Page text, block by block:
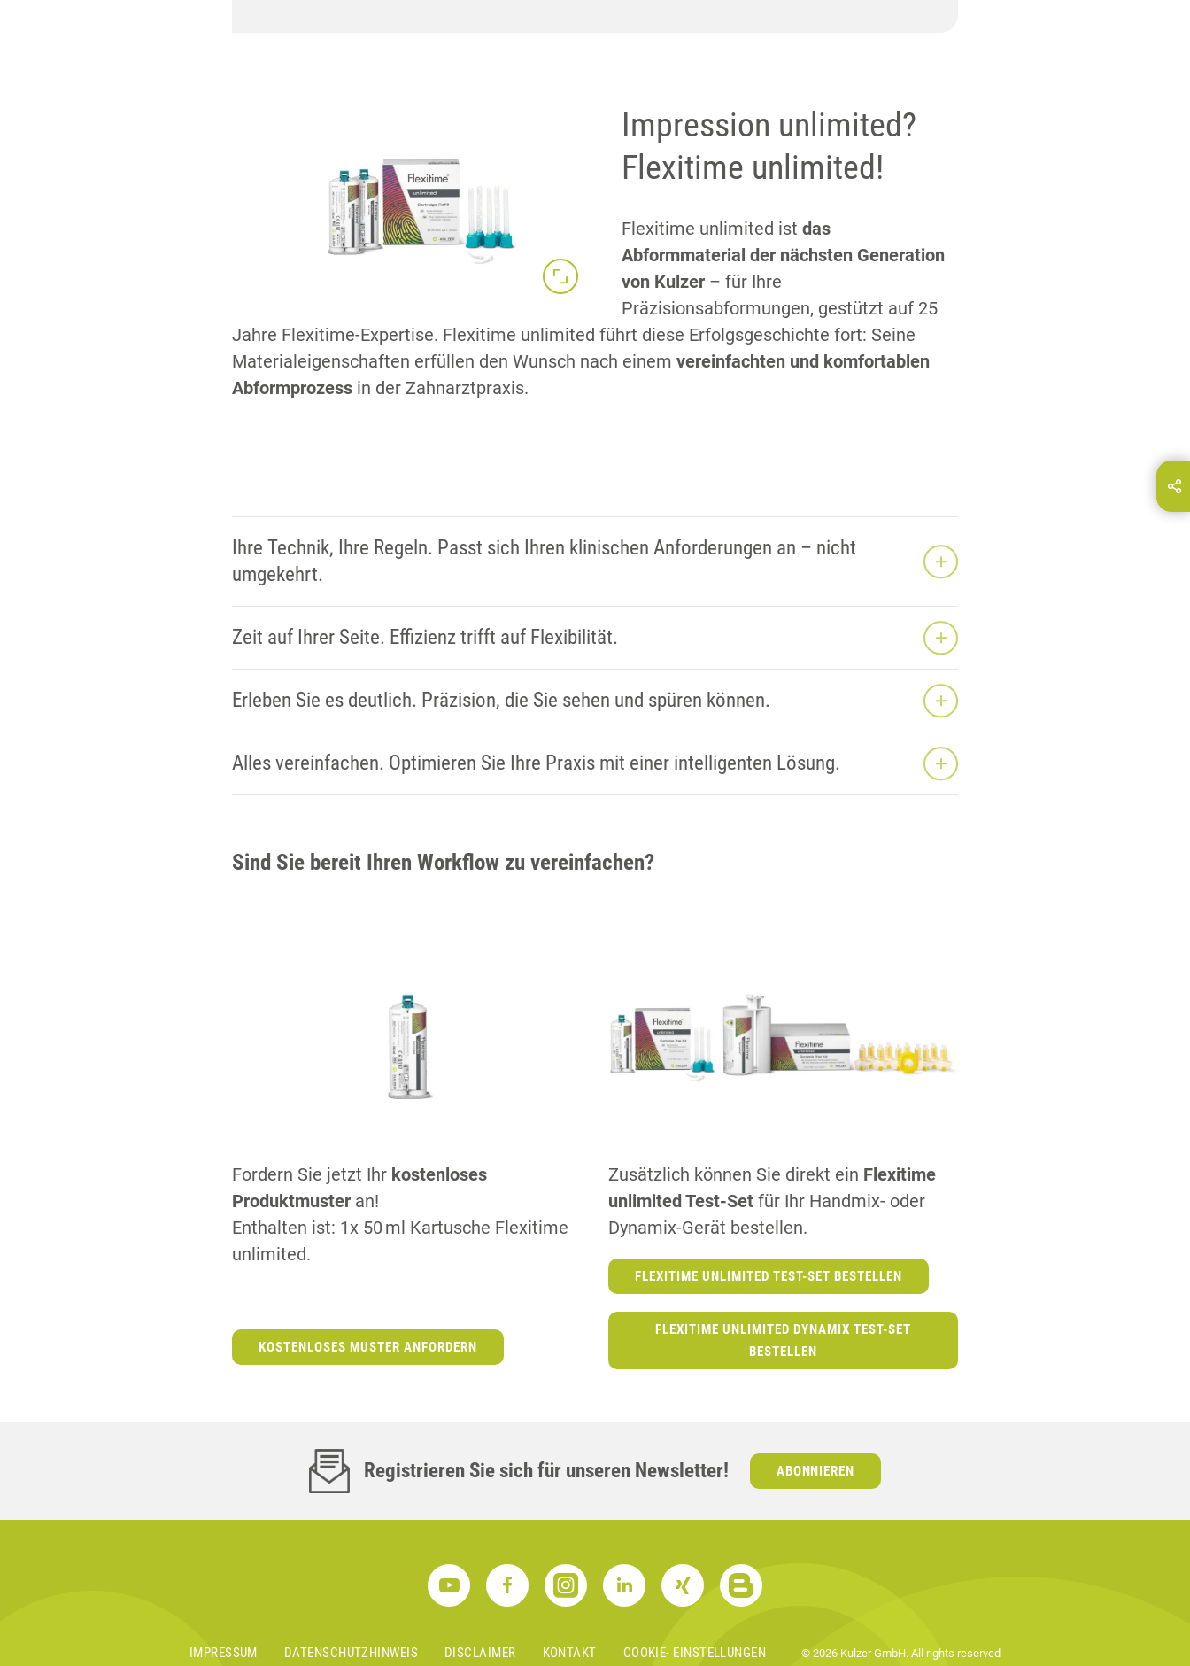
Impression unlimited?
Flexitime unlimited!
Flexitime unlimited ist das
Abformmaterial der nächsten Generation
von Kulzer – für Ihre
Präzisionsabformungen, gestützt auf 25
Jahre Flexitime-Expertise. Flexitime unlimited führt diese Erfolgsgeschichte fort: Seine
Materialeigenschaften erfüllen den Wunsch nach einemvereinfachten und komfortablen
Abformprozess in der Zahnarztpraxis.
Ihre Technik, Ihre Regeln. Passt sich Ihren klinischen Anforderungen an – nicht
umgekehrt.
Zeit auf Ihrer Seite. Effizienz trifft auf Flexibilität.
Erleben Sie es deutlich. Präzision, die Sie sehen und spüren können.
Alles vereinfachen. Optimieren Sie Ihre Praxis mit einer intelligenten Lösung.
Sind Sie bereit Ihren Workflow zu vereinfachen?
Fordern Sie jetzt Ihr kostenloses
Produktmuster an!
Enthalten ist: 1x 50 ml Kartusche Flexitime
unlimited.
KOSTENLOSES MUSTER ANFORDERN
Zusätzlich können Sie direkt ein Flexitime
unlimited Test-Set für Ihr Handmix- oder
Dynamix-Gerät bestellen.
FLEXITIME UNLIMITED TEST-SET BESTELLEN
FLEXITIME UNLIMITED DYNAMIX TEST-SET
BESTELLEN
Registrieren Sie sich für unseren Newsletter! ABONNIEREN
IMPRESSUM DATENSCHUTZHINWEIS DISCLAIMER KONTAKT COOKIE- EINSTELLUNGEN © 2026 Kulzer GmbH. All rights reserved